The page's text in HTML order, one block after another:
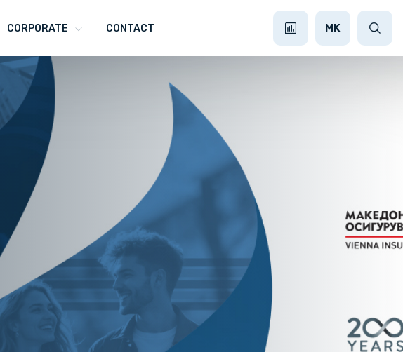
CORPORATE CONTACT MK